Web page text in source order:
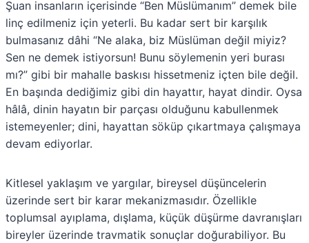
Şuan insanların içerisinde “Ben Müslümanım” demek bile
linç edilmeniz için yeterli. Bu kadar sert bir karşılık
bulmasanız dâhi “Ne alaka, biz Müslüman değil miyiz?
Sen ne demek istiyorsun! Bunu söylemenin yeri burası
mı?” gibi bir mahalle baskısı hissetmeniz içten bile değil.
En başında dediğimiz gibi din hayattır, hayat dindir. Oysa
hâlâ, dinin hayatın bir parçası olduğunu kabullenmek
istemeyenler; dini, hayattan söküp çıkartmaya çalışmaya
devam ediyorlar.
Kitlesel yaklaşım ve yargılar, bireysel düşüncelerin
üzerinde sert bir karar mekanizmasıdır. Özellikle
toplumsal ayıplama, dışlama, küçük düşürme davranışları
bireyler üzerinde travmatik sonuçlar doğurabiliyor. Bu